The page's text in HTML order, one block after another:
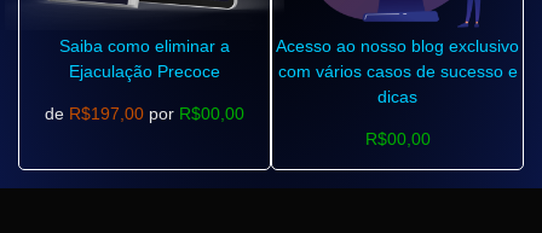
Saiba como eliminar a
Ejaculação Precoce
de R$197,00 por R$00,00
Acesso ao nosso blog exclusivo
com vários casos de sucesso e
dicas
R$00,00